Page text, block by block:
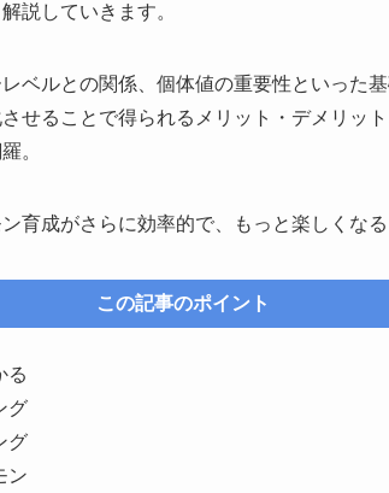
説していきます。
ベルとの関係、個体値の重要性といった
せることで得られるメリット・デメリッ
。
育成がさらに効率的で、もっと楽しくな
この記事のポイント
る
グ
グ
ン